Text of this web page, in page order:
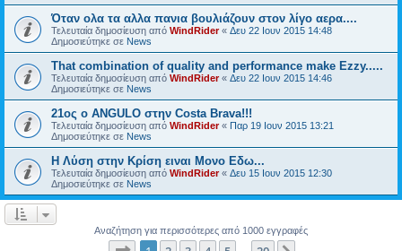
Όταν ολα τα αλλα πανια βουλιάζουν στον λίγο αερα....
Τελευταία δημοσίευση από WindRider« Δευ 22 Ιουν 2015 14:48
Δημοσιεύτηκε σε News
That combination of quality and performance make Ezzy.....
Τελευταία δημοσίευση από WindRider« Δευ 22 Ιουν 2015 14:46
Δημοσιεύτηκε σε News
21ος o ANGULO στην Costa Brava!!!
Τελευταία δημοσίευση από WindRider« Παρ 19 Ιουν 2015 13:21
Δημοσιεύτηκε σε News
Η Λύση στην Κρίση ειναι Μονο Εδω...
Τελευταία δημοσίευση από WindRider« Δευ 15 Ιουν 2015 12:30
Δημοσιεύτηκε σε News
Αναζήτηση για περισσότερες από 1000 εγγραφές